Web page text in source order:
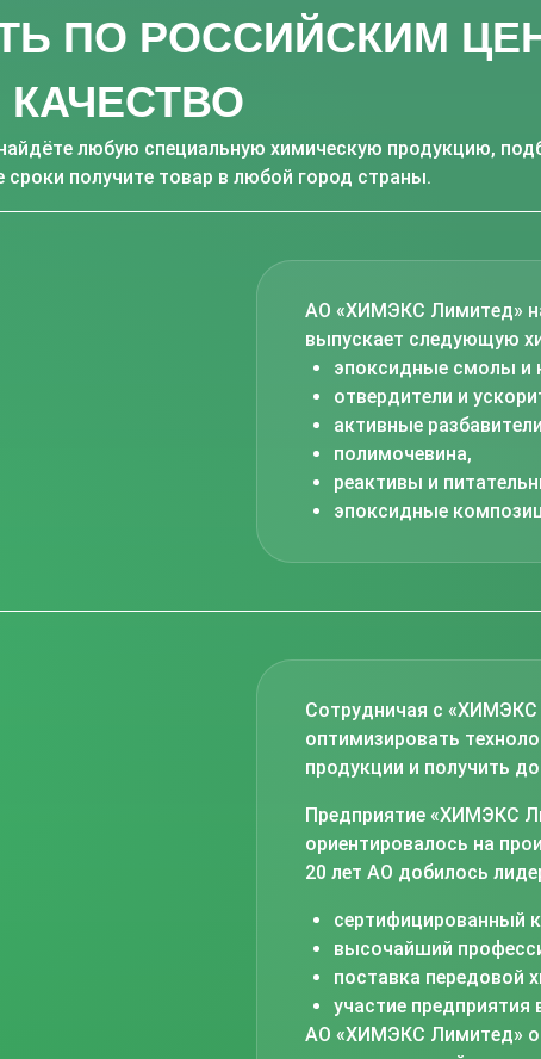
ПО РОССИЙСКИМ
любую специальную химическую продукцию,
сроки получите товар в любой город страны.
АО «ХИМЭКС Лимитед» на
выпускает следующую
эпоксидные смолы и
отвердители и
активные
полимочевина,
реактивы и
эпоксидные
Сотрудничая с «ХИМЭКС
оптимизировать
продукции и получить
Предприятие «ХИМЭКС
ориентировалось на
20 лет АО добилось
сертифицированный
высочайший
поставка передовой
участие
АО «ХИМЭКС Лимитед»